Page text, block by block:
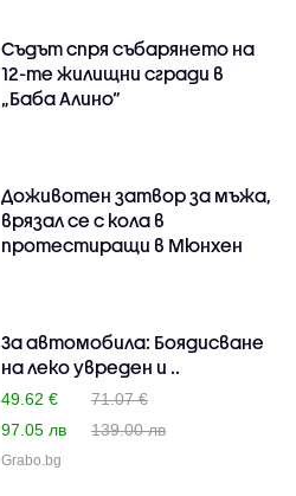
Съдът спря събарянето на
12-те жилищни сгради в
„Баба Алино“
Доживотен затвор за мъжа,
врязал се с кола в
протестиращи в Мюнхен
За автомобила: Боядисване
на леко увреден и ..
49.62 €
71.07 €
97.05 лв
139.00 лв
Grabo.bg